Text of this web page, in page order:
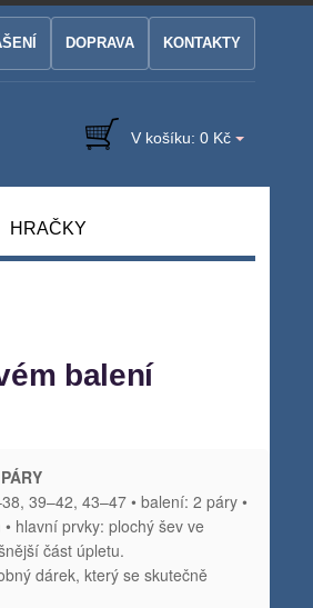
DOPRAVA KONTAKTY
V košíku: 0 Kč
HRAČKY
balení
39–42, 43–47 • balení: 2 páry •
hlavní prvky: plochý šev ve
část úpletu.
dárek, který se skutečně